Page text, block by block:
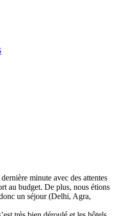
minute avec des attentes
au budget. De plus, nous étions
un séjour (Delhi, Agra,